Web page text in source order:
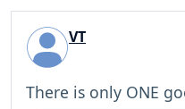
VT
There is only ONE